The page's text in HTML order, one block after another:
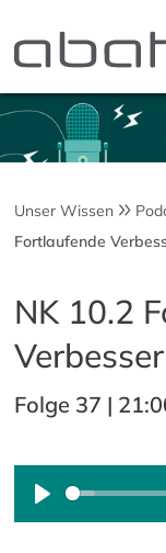
Unser Wissen
Fortlaufende
NK 10.2
Folge 37 |
Play